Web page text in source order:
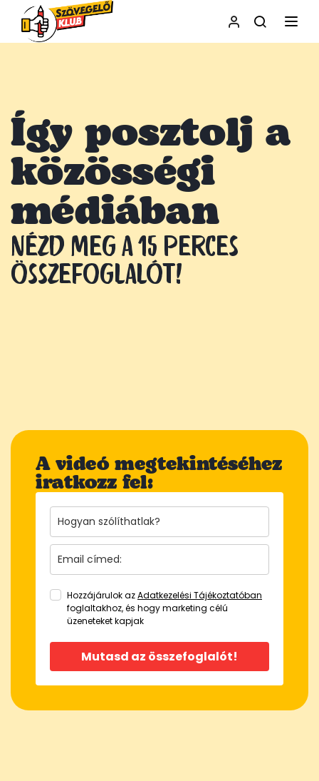
Így posztolj a
közösségi
médiában
Nézd meg a 15 perces
összefoglalót!
A videó megtekintéséhez
iratkozz fel:
Hozzájárulok azAdatkezelési Tájékoztatóban
foglaltakhoz, és hogy marketing célú
üzeneteket kapjak
Mutasd az összefoglalót!